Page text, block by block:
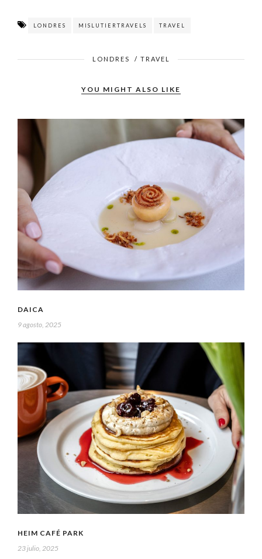
LONDRES MISLUTIERTRAVELS TRAVEL
LONDRES / TRAVEL
YOU MIGHT ALSO LIKE
DAICA
9 agosto, 2025
HEIM CAFÉ PARK
23 julio, 2025